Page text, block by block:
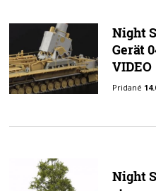
Night
Gerät
VIDEO
Pridané
Night